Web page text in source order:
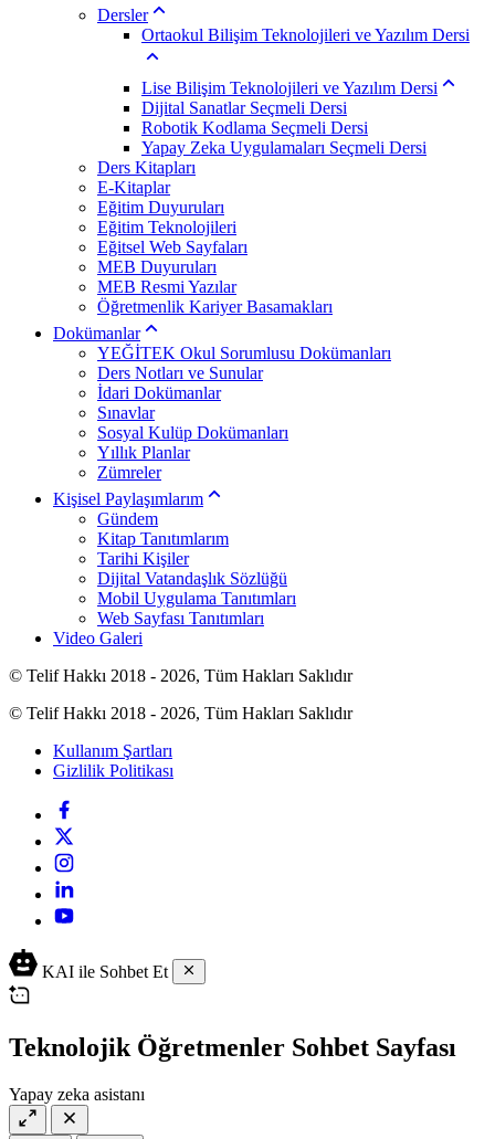
Dersler
Ortaokul Bilişim Teknolojileri ve Yazılım Dersi
Lise Bilişim Teknolojileri ve Yazılım Dersi
Dijital Sanatlar Seçmeli Dersi
Robotik Kodlama Seçmeli Dersi
Yapay Zeka Uygulamaları Seçmeli Dersi
Ders Kitapları
E-Kitaplar
Eğitim Duyuruları
Eğitim Teknolojileri
Eğitsel Web Sayfaları
MEB Duyuruları
MEB Resmi Yazılar
Öğretmenlik Kariyer Basamakları
Dokümanlar
YEĞİTEK Okul Sorumlusu Dokümanları
Ders Notları ve Sunular
İdari Dokümanlar
Sınavlar
Sosyal Kulüp Dokümanları
Yıllık Planlar
Zümreler
Kişisel Paylaşımlarım
Gündem
Kitap Tanıtımlarım
Tarihi Kişiler
Dijital Vatandaşlık Sözlüğü
Mobil Uygulama Tanıtımları
Web Sayfası Tanıtımları
Video Galeri
© Telif Hakkı 2018 - 2026, Tüm Hakları Saklıdır
© Telif Hakkı 2018 - 2026, Tüm Hakları Saklıdır
Kullanım Şartları
Gizlilik Politikası
KAI ile Sohbet Et
Teknolojik Öğretmenler Sohbet Sayfası
Yapay zeka asistanı